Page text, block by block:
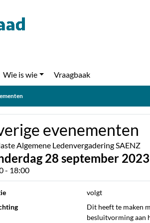
Wie is wie Vraagbaak
evenementen
Algemene Ledenvergadering SAENZ
28 september 2023
- 18:00
volgt
Dit heeft te maken
besluitvorming aan